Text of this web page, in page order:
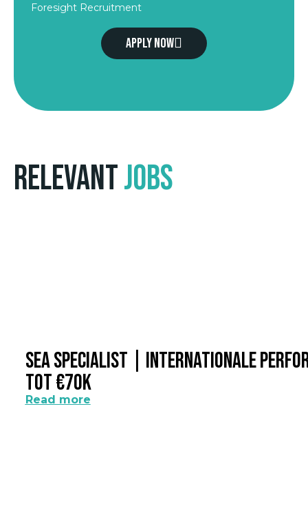
Foresight Recruitment
Apply now
RelevantJobs
SEA Specialist | Internationale
Tot €70k
Read more